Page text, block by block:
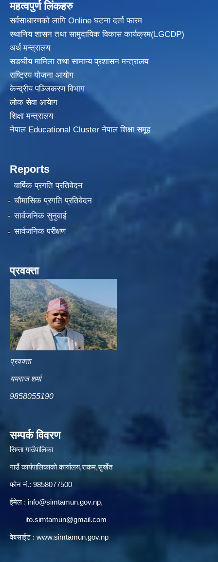
महत्वपुर्ण लिंकहरु
सर्वसाधारणको लागि Online घटना दर्ता फारम
स्थानिय शासन तथा सामुदायिक विकासकार्यक्रम(LGCDP)
अर्थ मन्त्रालय
सङघीय मामिला तथा सामान्य प्रशासन मन्त्रालय
राष्ट्रिय योजना आयोग
केन्द्रीय पञ्जिकरण विभाग
लोक सेवा आयेाग
शिक्षा मन्त्रालय
नेपाल Educational Cluster नेपाल शिक्षा समूह
Reports
वार्षिक प्रगति प्रतिवेदन
चौमासिक प्रगति प्रतिवेदन
सार्वजनिक सुनुवाई
सार्वजनिक परीक्षण
प्रवक्ता
प्रवक्ता
यमराज शर्मा
9858055190
सम्पर्क विवरण
सिम्ता गाउँपालिका
गाउँ कार्यपालिकाको कार्यालय,राकम,सुर्खेत
फोन नं.: 9858077500
ईमेल‌ : info@simtamun.gov.np,
ito.simtamun@gmail.com
वेबसाईट : www.simtamun.gov.np